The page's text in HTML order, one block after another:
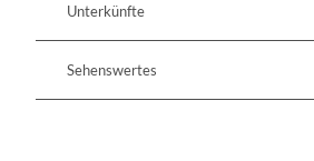
Unterkünfte
Sehenswertes